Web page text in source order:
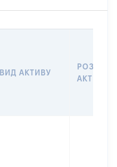
ВИД АКТИВУ
РОЗМІР
АКТИВУ